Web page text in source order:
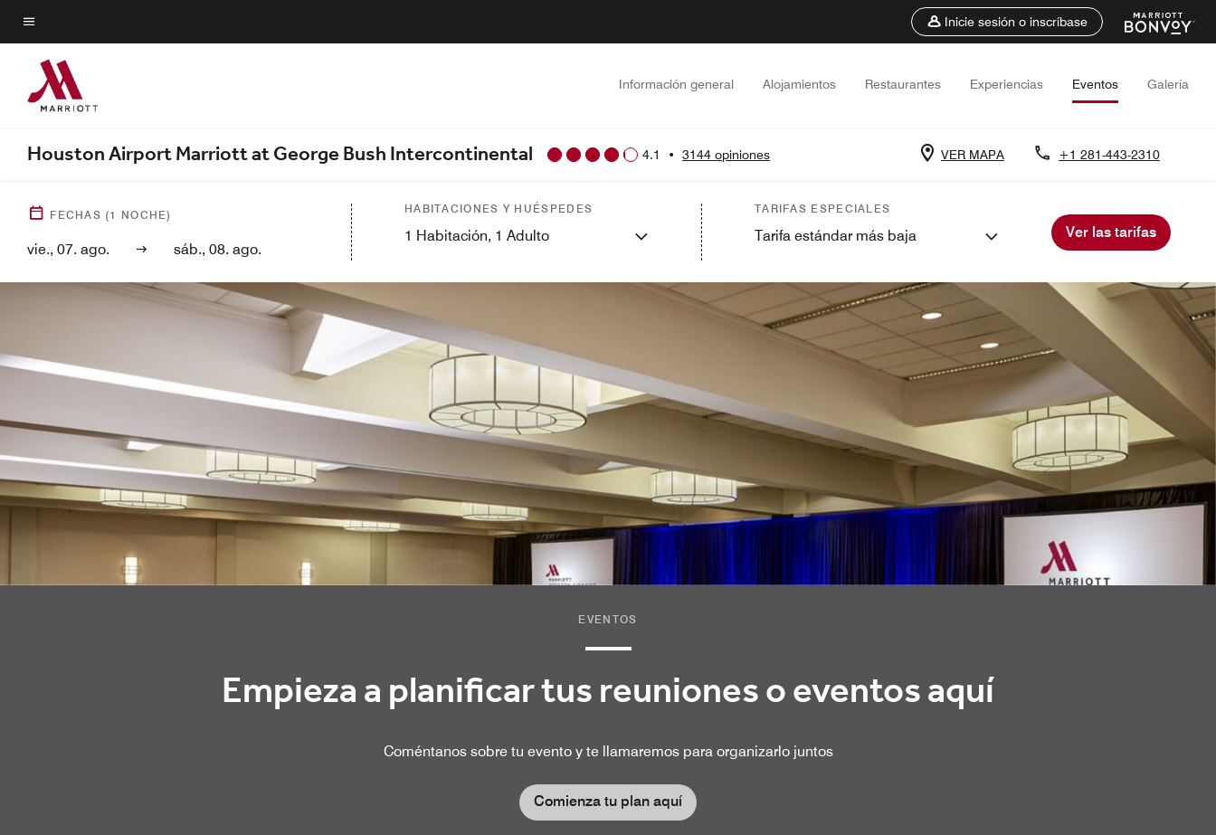
Skip
to
main
content
Texto del menú
Inicie sesión o inscríbase
Información general Alojamientos Restaurantes Experiencias Eventos Galería
Houston Airport Marriott at George Bush Intercontinental 4.1 • 3144 opiniones VER MAPA +1 281-443-2310
FECHAS (1 NOCHE)
vie., 07. ago. sáb., 08. ago.
HABITACIONES Y HUÉSPEDES
1 Habitación, 1 Adulto
TARIFAS ESPECIALES
Tarifa estándar más baja Ver las tarifas
EVENTOS
Empieza a planificar tus reuniones o eventos aquí
Coméntanos sobre tu evento y te llamaremos para organizarlo juntos
Comienza tu plan aquí